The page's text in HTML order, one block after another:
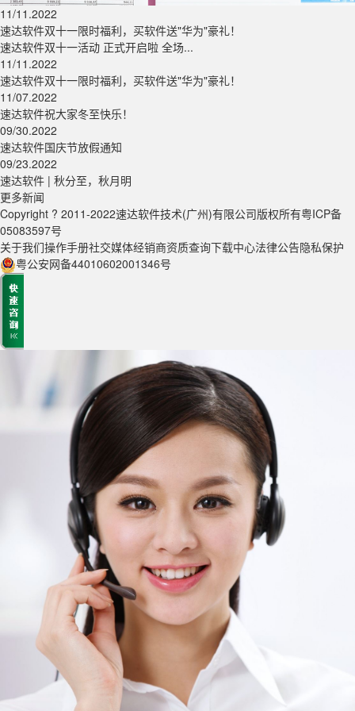
11/11.2022
速达软件双十一限时福利，买软件送"华为"豪礼！
速达软件双十一活动 正式开启啦 全场...
11/11.2022
速达软件双十一限时福利，买软件送"华为"豪礼！
11/07.2022
速达软件祝大家冬至快乐！
09/30.2022
速达软件国庆节放假通知
09/23.2022
速达软件 | 秋分至，秋月明
更多新闻
Copyright ? 2011-2022速达软件技术(广州)有限公司版权所有粤ICP备
05083597号
关于我们操作手册社交媒体经销商资质查询下载中心法律公告隐私保护
粤公安网备44010602001346号